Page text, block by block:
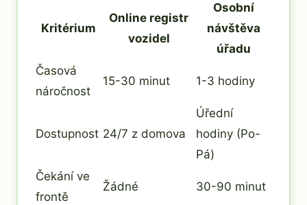
Kritérium
Online registr
vozidel
Osobní
návštěva
úřadu
Časová
náročnost
15-30 minut 1-3 hodiny
Dostupnost 24/7 z domova
Úřední
hodiny (Po-
Pá)
Čekání ve
frontě
Žádné 30-90 minut